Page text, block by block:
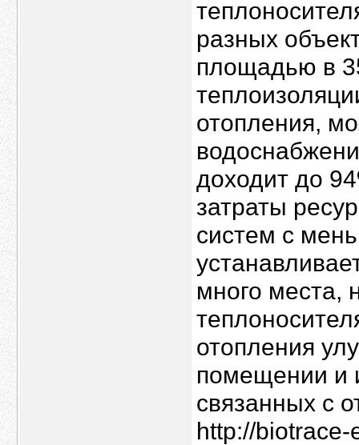
разных
площадью в
отопления,
доходит до
затраты
систем с
много места,
отопления
помещении и
связанных с
http://